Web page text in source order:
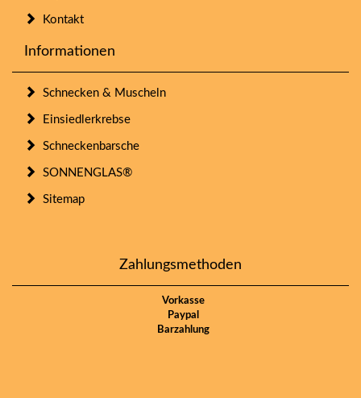
Kontakt
Informationen
Schnecken & Muscheln
Einsiedlerkrebse
Schneckenbarsche
SONNENGLAS®
Sitemap
Zahlungsmethoden
Vorkasse
Paypal
Barzahlung